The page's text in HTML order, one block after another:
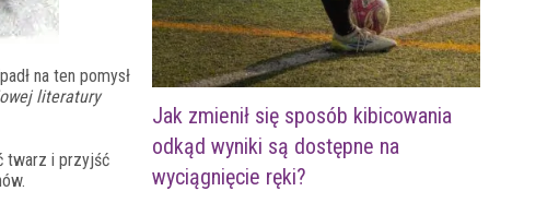
na ten pomysł
literatury
twarz i przyjść
Jak zmienił się sposób kibicowania
odkąd wyniki są dostępne na
wyciągnięcie ręki?